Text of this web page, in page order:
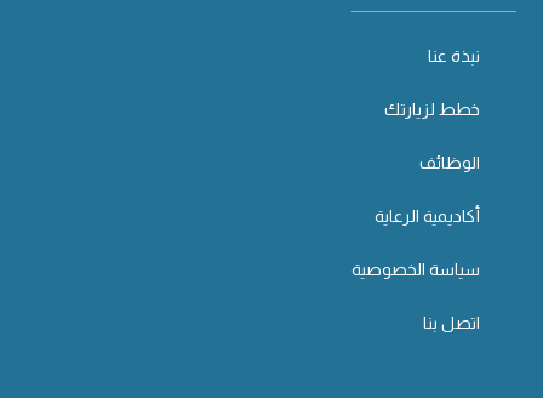
نبذة عنا
خطط لزيارتك
الوظائف
أكاديمية الرعاية
سياسة الخصوصية
اتصل بنا